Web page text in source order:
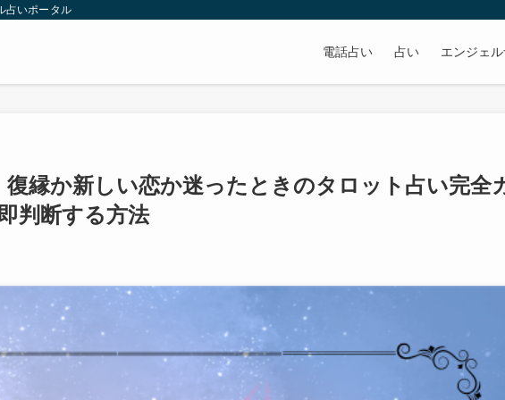
占いポータル
電話占い 占い エンジェ
復縁か新しい恋か迷ったときのタロット占い完全
判断する方法